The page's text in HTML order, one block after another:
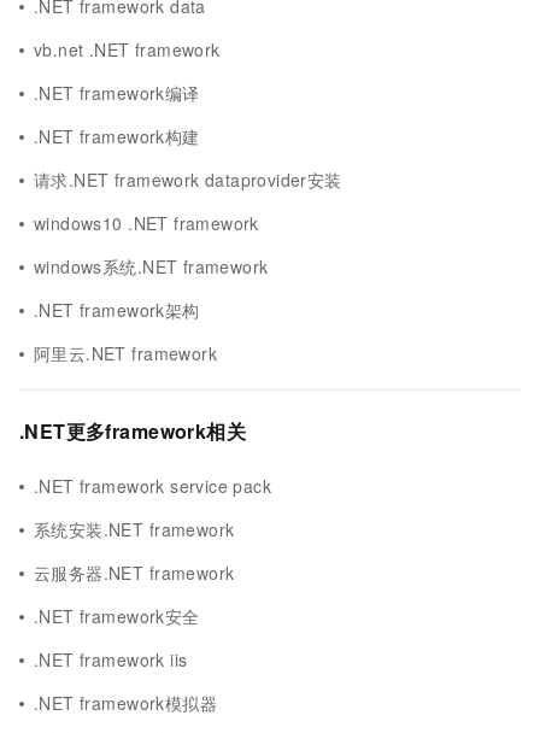
.NET framework data
vb.net .NET framework
.NET framework编译
.NET framework构建
请求.NET framework dataprovider安装
windows10 .NET framework
windows系统.NET framework
.NET framework架构
阿里云.NET framework
.NET更多framework相关
.NET framework service pack
系统安装.NET framework
云服务器.NET framework
.NET framework安全
.NET framework iis
.NET framework模拟器